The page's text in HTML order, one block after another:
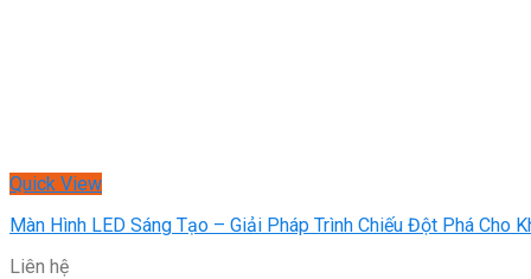
Quick View
Màn Hình LED Sáng Tạo – Giải Pháp Trình Chiếu Đột Phá Cho
Liên hệ